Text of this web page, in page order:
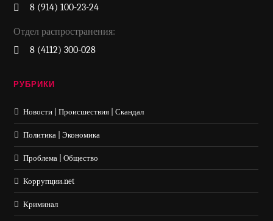
8 (914) 100-23-24
Отдел распространения:
8 (4112) 300-028
РУБРИКИ
Новости | Происшествия | Скандал
Политика | Экономика
Проблема | Общество
Коррупции.net
Криминал